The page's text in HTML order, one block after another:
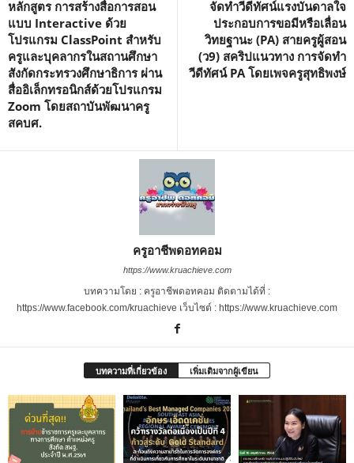
หลักสูตร การสร้างสื่อการสอน
แบบ Interactive ด้วย
โปรแกรม ClassPoint สำหรับ
ครูและบุคลากรในสถานศึกษา
สังกัดกระทรวงศึกษาธิการ ผ่าน
สื่ออิเล็กทรอนิกส์ด้วยโปรแกรม
Zoom โดยสถาบันพัฒนาครู
สคบศ.
จัดทําวีดีทัศน์แรงบันดาลใจ
ประกอบการขอมีหรือเลื่อน
วิทยฐานะ (PA) สายครูผู้สอน
(ว9) สคริปแนวทาง การจัดทํา
วีดีทัศน์ PA โดยเพจครูสุทธิพงษ์
ครูอาชีพดอทคอม
https://www.kruachieve.com
บทความโดย : ครูอาชีพดอทคอม ติดตามได้ที่ :
https://www.facebook.com/kruachieve เว็บไซต์ : https://www.kruachieve.com
บทความที่เกี่ยวข้อง เพิ่มเติมจากผู้เขียน